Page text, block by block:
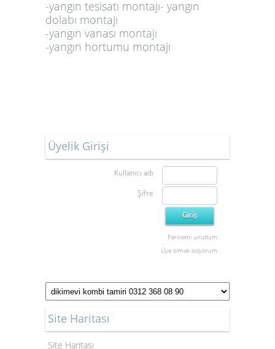
-yangın tesisatı montajı- yangın
dolabı montajı
-yangın vanası montajı
-yangın hortumu montajı
Üyelik Girişi
Kullanıcı adı
Şifre
Parolamı unuttum
Üye olmak istiyorum
Site Haritası
Site Haritası